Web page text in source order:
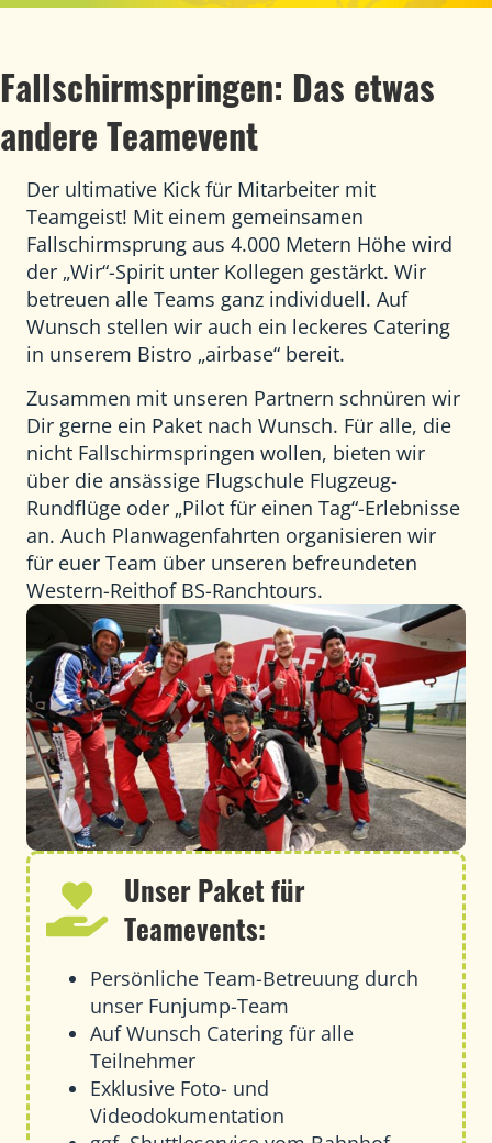
Fallschirmspringen: Das etwas
andere Teamevent
Der ultimative Kick für Mitarbeiter mit
Teamgeist! Mit einem gemeinsamen
Fallschirmsprung aus 4.000 Metern Höhe wird
der „Wir“-Spirit unter Kollegen gestärkt. Wir
betreuen alle Teams ganz individuell. Auf
Wunsch stellen wir auch ein leckeres Catering
in unserem Bistro „airbase“ bereit.
Zusammen mit unseren Partnern schnüren wir
Dir gerne ein Paket nach Wunsch. Für alle, die
nicht Fallschirmspringen wollen, bieten wir
über die ansässige Flugschule Flugzeug-
Rundflüge oder „Pilot für einen Tag“-Erlebnisse
an. Auch Planwagenfahrten organisieren wir
für euer Team über unseren befreundeten
Western-Reithof BS-Ranchtours.
Unser Paket für
Teamevents:
Persönliche Team-Betreuung durch
unser Funjump-Team
Auf Wunsch Catering für alle
Teilnehmer
Exklusive Foto- und
Videodokumentation